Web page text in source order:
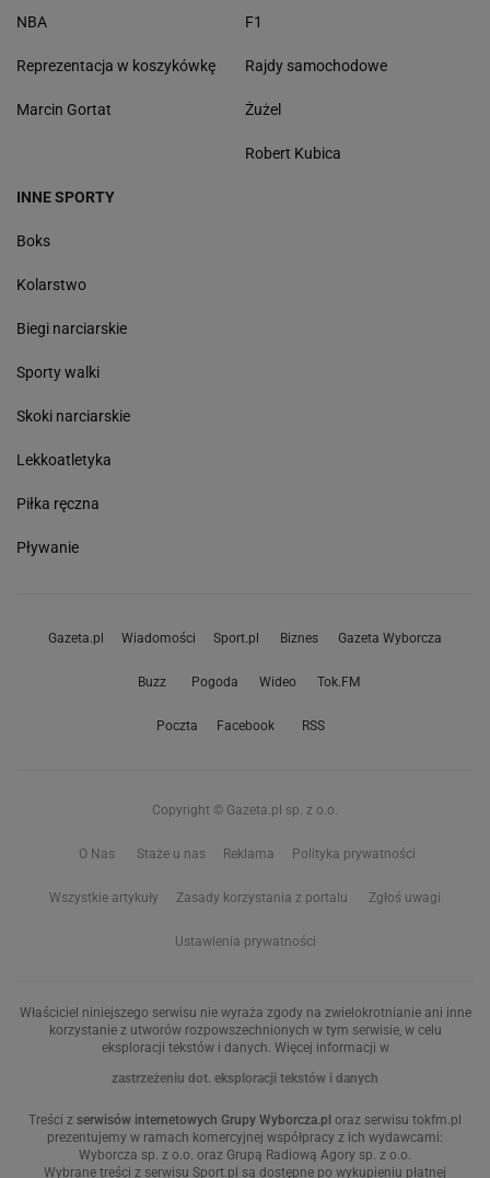
NBA
Reprezentacja w koszykówkę
Marcin Gortat
F1
Rajdy samochodowe
Żużel
Robert Kubica
INNE SPORTY
Boks
Kolarstwo
Biegi narciarskie
Sporty walki
Skoki narciarskie
Lekkoatletyka
Piłka ręczna
Pływanie
Gazeta.pl Wiadomości Sport.pl Biznes Gazeta Wyborcza
Buzz Pogoda Wideo Tok.FM
Poczta Facebook RSS
Copyright © Gazeta.pl sp. z o.o.
O Nas Staże u nas Reklama Polityka prywatności
Wszystkie artykuły Zasady korzystania z portalu Zgłoś uwagi
Ustawienia prywatności
Właściciel niniejszego serwisu nie wyraża zgody na zwielokrotnianie ani inne
korzystanie z utworów rozpowszechnionych w tym serwisie, w celu
eksploracji tekstów i danych. Więcej informacji w
zastrzeżeniu dot. eksploracji tekstów i danych
Treści z serwisów internetowych Grupy Wyborcza.pl oraz serwisu tokfm.pl
prezentujemy w ramach komercyjnej współpracy z ich wydawcami:
Wyborcza sp. z o.o. oraz Grupą Radiową Agory sp. z o.o.
Wybrane treści z serwisu Sport.pl są dostępne po wykupieniu płatnej